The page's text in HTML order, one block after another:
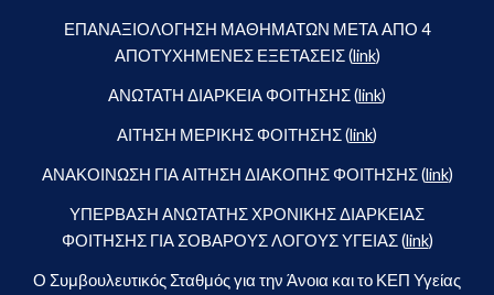
ΕΠΑΝΑΞΙΟΛΟΓΗΣΗ ΜΑΘΗΜΑΤΩΝ ΜΕΤΑ ΑΠΟ 4
ΑΠΟΤΥΧΗΜΕΝΕΣ ΕΞΕΤΑΣΕΙΣ (link)
ΑΝΩΤΑΤΗ ΔΙΑΡΚΕΙΑ ΦΟΙΤΗΣΗΣ (link)
ΑΙΤΗΣΗ ΜΕΡΙΚΗΣ ΦΟΙΤΗΣΗΣ (link)
ΑΝΑΚΟΙΝΩΣΗ ΓΙΑ ΑΙΤΗΣΗ ΔΙΑΚΟΠΗΣ ΦΟΙΤΗΣΗΣ (link)
ΥΠΕΡΒΑΣΗ ΑΝΩΤΑΤΗΣ ΧΡΟΝΙΚΗΣ ΔΙΑΡΚΕΙΑΣ
ΦΟΙΤΗΣΗΣ ΓΙΑ ΣΟΒΑΡΟΥΣ ΛΟΓΟΥΣ ΥΓΕΙΑΣ (link)
Ο Συμβουλευτικός Σταθμός για την Άνοια και το ΚΕΠ Υγείας